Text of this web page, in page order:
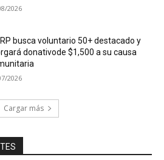
2026
busca voluntario 50+ destacado y
donativode $1,500 a su causa
2026
Cargar más